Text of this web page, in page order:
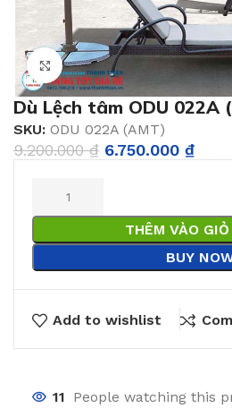
Click to enlarge
Dù Lệch tâm ODU 022A
SKU: ODU 022A (AMT)
9.200.000₫ 6.750.000 ₫
THÊM VÀO
BUY
Add to wishlist
11 People watching this